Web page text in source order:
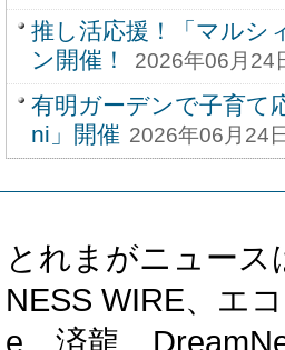
推し活応援！「マルシ
ン開催！
2026年06月24
有明ガーデンで子育て
ni」開催 2026年06月24
とれまがニュース
NESS WIRE、エ
e、済龍、